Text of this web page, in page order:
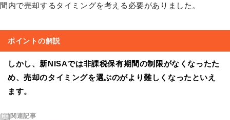
間内で売却するタイミングを考える必要がありました。
ポイントの解説
しかし、新NISAでは非課税保有期間の制限がなくなったた
め、売却のタイミングを選ぶのがより難しくなったといえ
ます。
関連記事